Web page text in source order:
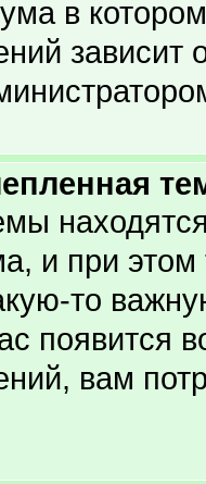
в
зависит
и при
то
появится
вам